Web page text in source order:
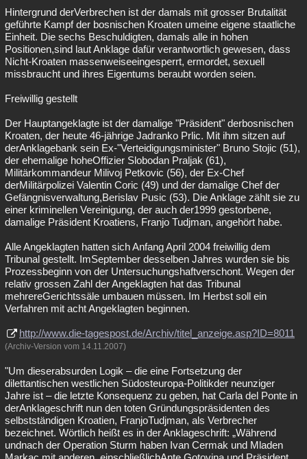
Hintergrund derVerbrechen ist der damals mit grosser Brutalität
geführte Kampf der bosnischen Kroaten umeine eigene staatliche
Einheit. Die sechs Beschuldigten, damals alle in hohen
Positionen,sind laut Anklage dafür verantwortlich gewesen, dass
Nicht-Kroaten massenweiseeingesperrt, ermordet, sexuell
missbraucht und ihres Eigentums beraubt worden seien.
Freiwillig gestellt
Der Hauptangeklagte ist der damalige "Präsident" derbosnischen
Kroaten, der heute 46-jährige Jadranko Prlic. Mit ihm sitzen auf
derAnklagebank sein Ex-"Verteidigungsminister" Bruno Stojic (51),
der ehemalige hoheOffizier Slobodan Praljak (61),
Militärkommandeur Milivoj Petkovic (56), der Ex-Chef
derMilitärpolizei Valentin Coric (49) und der damalige Chef der
Gefängnisverwaltung,Berislav Pusic (53). Die Anklage zählt sie zu
einer kriminellen Vereinigung, der auch der1999 gestorbene,
damalige Präsident Kroatiens, Franjo Tudjman, angehört habe.
Alle Angeklagten hatten sich Anfang April 2004 freiwillig dem
Tribunal gestellt. ImSeptember desselben Jahres wurden sie bis
Prozessbeginn von der Untersuchungshaftverschont. Wegen der
relativ grossen Zahl der Angeklagten hat das Tribunal
mehrereGerichtssäle umbauen müssen. Im Herbst soll ein
Verfahren mit acht Angeklagten beginnen.
http://www.die-tagespost.de/Archiv/titel_anzeige.asp?ID=8011
(Archiv-Version vom 14.11.2007)
"Um dieserabsurden Logik – die eine Fortsetzung der
dilettantischen westlichen Südosteuropa-Politikder neunziger
Jahre ist – die letzte Konsequenz zu geben, hat Carla del Ponte in
derAnklageschrift nun den toten Gründungspräsidenten des
selbstständigen Kroatien, FranjoTudjman, als Verbrecher
bezeichnet. Wörtlich heißt es in der Anklageschrift: „Während
undnach der Operation Sturm haben Ivan Cermak und Mladen